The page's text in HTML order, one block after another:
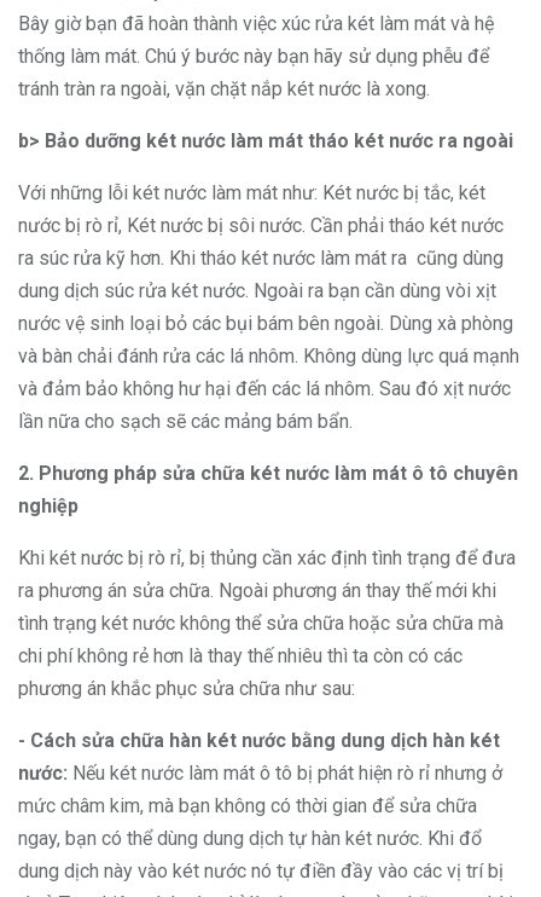
Bây giờ bạn đã hoàn thành việc xúc rửa két làm mát và hệ
thống làm mát. Chú ý bước này bạn hãy sử dụng phễu để
tránh tràn ra ngoài, vặn chặt nắp két nước là xong.
b> Bảo dưỡng két nước làm mát tháo két nước ra ngoài
Với những lỗi két nước làm mát như: Két nước bị tắc, két
nước bị rò rỉ, Két nước bị sôi nước. Cần phải tháo két nước
ra súc rửa kỹ hơn. Khi tháo két nước làm mát ra cũng dùng
dung dịch súc rửa két nước. Ngoài ra bạn cần dùng vòi xịt
nước vệ sinh loại bỏ các bụi bám bên ngoài. Dùng xà phòng
và bàn chải đánh rửa các lá nhôm. Không dùng lực quá mạnh
và đảm bảo không hư hại đến các lá nhôm. Sau đó xịt nước
lần nữa cho sạch sẽ các mảng bám bẩn.
2. Phương pháp sửa chữa két nước làm mát ô tô chuyên
nghiệp
Khi két nước bị rò rỉ, bị thủng cần xác định tình trạng để đưa
ra phương án sửa chữa. Ngoài phương án thay thế mới khi
tình trạng két nước không thể sửa chữa hoặc sửa chữa mà
chi phí không rẻ hơn là thay thế nhiêu thì ta còn có các
phương án khắc phục sửa chữa như sau:
- Cách sửa chữa hàn két nước bằng dung dịch hàn két
nước: Nếu két nước làm mát ô tô bị phát hiện rò rỉ nhưng ở
mức châm kim, mà bạn không có thời gian để sửa chữa
ngay, bạn có thể dùng dung dịch tự hàn két nước. Khi đổ
dung dịch này vào két nước nó tự điền đầy vào các vị trí bị